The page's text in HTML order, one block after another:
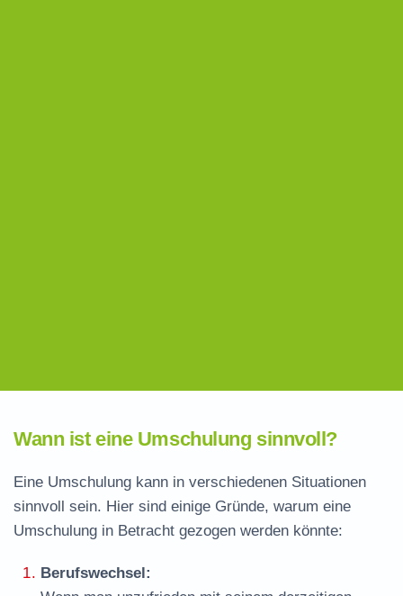
Wann ist eine Umschulung sinnvoll?
Eine Umschulung kann in verschiedenen Situationen
sinnvoll sein. Hier sind einige Gründe, warum eine
Umschulung in Betracht gezogen werden könnte:
Berufswechsel: